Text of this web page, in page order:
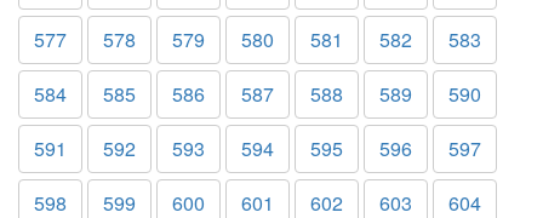
577
578 579 580 581 582
583
584
585 586 587 588 589
590
591
592 593 594 595 596
597
598
599 600 601 602 603
604